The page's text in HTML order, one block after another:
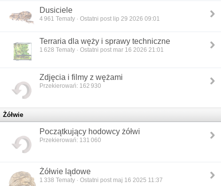
Dusiciele
4 961 Tematy · Ostatni post lip 29 2026 09:01
Terraria dla węży i sprawy techniczne
1 628 Tematy · Ostatni post mar 16 2026 21:01
Zdjęcia i filmy z wężami
Przekierowań: 162 930
Żółwie
Początkujący hodowcy żółwi
Przekierowań: 131 060
Żółwie lądowe
1 338 Tematy · Ostatni post maj 16 2025 11:37